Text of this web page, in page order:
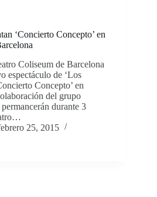
‘Concierto Concepto’ en
Coliseum de Barcelona
espectáculo de ‘Los
Concepto’ en
del grupo
durante 3
25, 2015